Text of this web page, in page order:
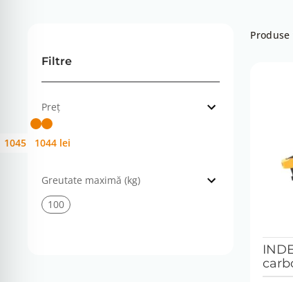
Filtre
Preț
1044 lei
1045 lei 1044 lei
1045 lei
Greutate maximă (kg)
100
Produse